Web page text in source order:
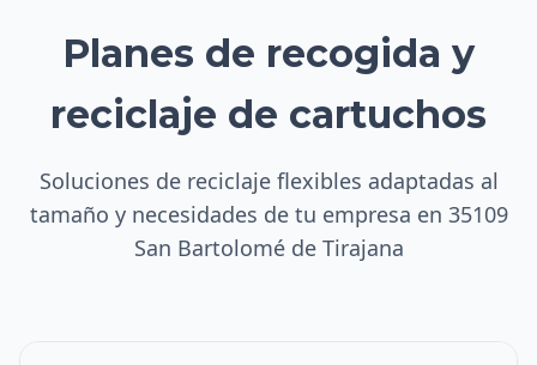
Planes de recogida y
reciclaje de cartuchos
Soluciones de reciclaje flexibles adaptadas al
tamaño y necesidades de tu empresa en 35109
San Bartolomé de Tirajana